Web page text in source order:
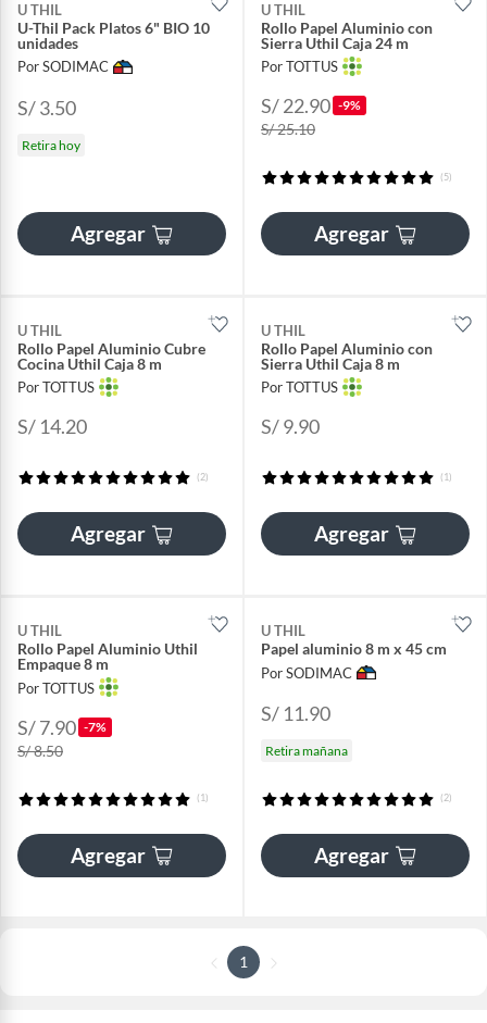
U THIL
U-Thil Pack Platos 6" BIO 10
unidades
Por SODIMAC
S/ 3.50
Retira hoy
Agregar
U THIL
Rollo Papel Aluminio con
Sierra Uthil Caja 24 m
Por TOTTUS
S/ 22.90 -9%
S/ 25.10
(5)
Agregar
U THIL
Rollo Papel Aluminio Cubre
Cocina Uthil Caja 8 m
Por TOTTUS
S/ 14.20
(2)
Agregar
U THIL
Rollo Papel Aluminio con
Sierra Uthil Caja 8 m
Por TOTTUS
S/ 9.90
(1)
Agregar
U THIL
Rollo Papel Aluminio Uthil
Empaque 8 m
Por TOTTUS
S/ 7.90 -7%
S/ 8.50
(1)
Agregar
U THIL
Papel aluminio 8 m x 45 cm
Por SODIMAC
S/ 11.90
Retira mañana
(2)
Agregar
1